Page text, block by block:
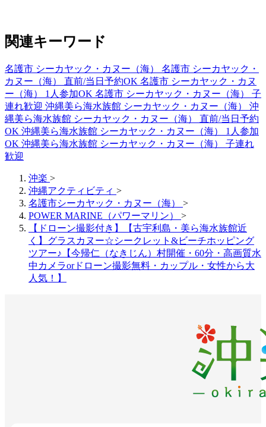
関連キーワード
名護市 シーカヤック・カヌー（海） 名護市 シーカヤック・
カヌー（海） 直前/当日予約OK 名護市 シーカヤック・カヌ
ー（海） 1人参加OK 名護市 シーカヤック・カヌー（海） 子
連れ歓迎 沖縄美ら海水族館 シーカヤック・カヌー（海） 沖
縄美ら海水族館 シーカヤック・カヌー（海） 直前/当日予約
OK 沖縄美ら海水族館 シーカヤック・カヌー（海） 1人参加
OK 沖縄美ら海水族館 シーカヤック・カヌー（海） 子連れ
歓迎
沖楽 >
沖縄アクティビティ >
名護市シーカヤック・カヌー（海） >
POWER MARINE（パワーマリン） >
【ドローン撮影付き】【古宇利島・美ら海水族館近
く】グラスカヌー☆シークレット&ビーチホッピング
ツアー♪【今帰仁（なきじん）村開催・60分・高画質水
中カメラorドローン撮影無料・カップル・女性から大
人気！】